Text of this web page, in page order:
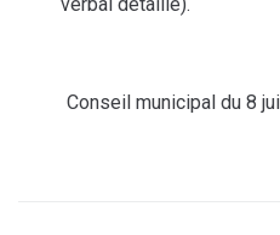
Conseil municipal du 8